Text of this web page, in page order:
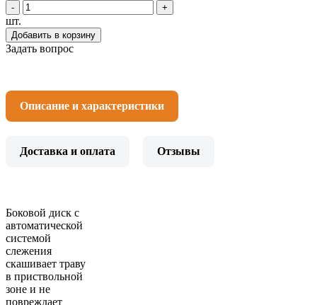
- +
шт.
Добавить в корзину
Задать вопрос
Описание и характеристики
Доставка и оплата Отзывы
Боковой диск с
автоматической
системой
слежения
скашивает траву
в приствольной
зоне и не
повреждает